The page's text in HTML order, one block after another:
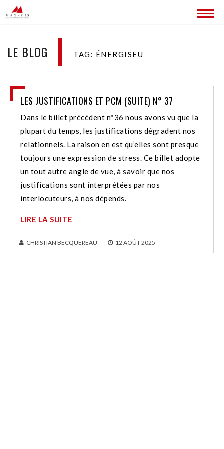
LES SITES MANAGIS
CONTACT
LE BLOG TAG: ÉNERGISEU
LES JUSTIFICATIONS ET PCM (SUITE) N° 37
Dans le billet précédent n°36 nous avons vu que la
plupart du temps, les justifications dégradent nos
relationnels. La raison en est qu’elles sont presque
toujours une expression de stress. Ce billet adopte
un tout autre angle de vue, à savoir que nos
justifications sont interprétées par nos
interlocuteurs, à nos dépends.
LIRE LA SUITE
CHRISTIAN BECQUEREAU 12 AOÛT 2025